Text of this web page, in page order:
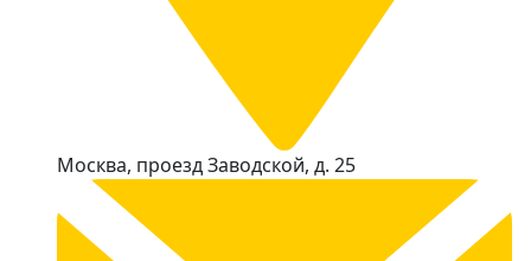
Москва, проезд Заводской, д. 25